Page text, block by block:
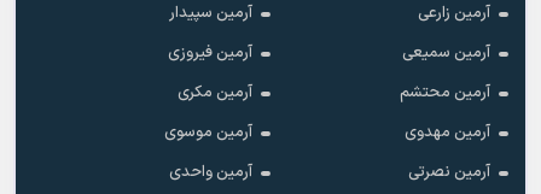
آرمین زارعی
آرمین سپیدار
آرمین سمیعی
آرمین فیروزی
آرمین محتشم
آرمین مکری
آرمین مهدوی
آرمین موسوی
آرمین نصرتی
آرمین واحدی